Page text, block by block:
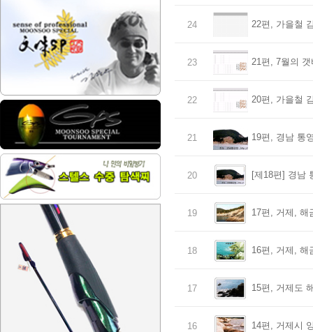
24 22편, 가을철
23 21편, 7월의
22 20편, 가을철
21 19편, 경남 통
20 [제18편] 경남
19 17편, 거제, 해
18 16편, 거제, 해
17 15편, 거제도
16 14편, 거제시